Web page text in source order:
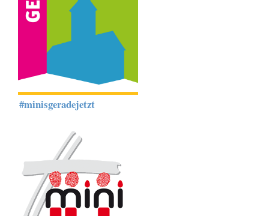
#minisgeradejetzt